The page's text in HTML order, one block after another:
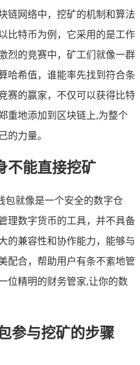
链网络中，挖矿的机制和算法
比特币为例，它采用的是工作
烈的竞赛中，矿工们就像一群
哈希值，谁能率先找到符合条
赛的赢家，不仅可以获得比特
重地添加到区块链上,为整个
的力量。
不能直接挖矿
包就像是一个安全的数字仓
理数字货币的工具，并不具备
的兼容性和协作能力，能够与
配合，帮助用户有条不紊地管
位精明的财务管家,让你的数
参与挖矿的步骤